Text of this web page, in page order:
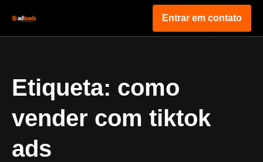
Entrar em contato
Etiqueta: como
vender com tiktok
ads